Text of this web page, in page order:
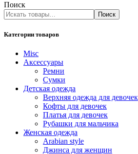
Поиск
Поиск
Категории товаров
Misc
Аксессуары
Ремни
Сумки
Детская одежда
Верхняя одежда для девочек
Кофты для девочек
Платья для девочек
Рубашки для мальчика
Женская одежда
Arabian style
Джинса для женщин